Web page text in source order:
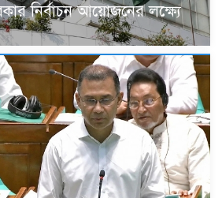
নির্বাচন আয়োজনের লক্ষ্যে